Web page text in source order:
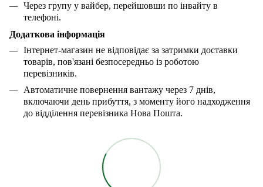
Через групу у вайбер, перейшовши по інвайту в
телефоні.
Додаткова інформація
Інтернет-магазин не відповідає за затримки доставки
товарів, пов'язані безпосередньо із роботою
перевізників.
Автоматичне повернення вантажу через 7 днів,
включаючи день прибуття, з моменту його надходження
до відділення перевізника Нова Пошта.